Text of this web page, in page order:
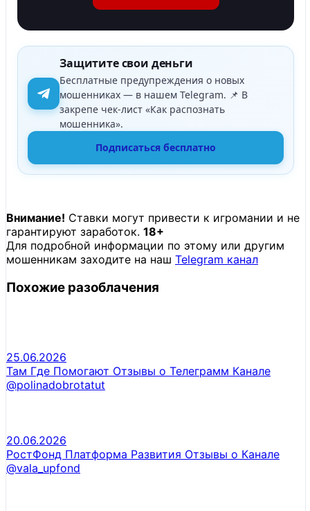
Защитите свои деньги
Бесплатные предупреждения о новых
мошенниках — в нашем Telegram. 📌 В
закрепе чек-лист «Как распознать
мошенника».
Подписаться бесплатно
Внимание! Ставки могут привести к игромании и не
гарантируют заработок. 18+
Для подробной информации по этому или другим
мошенникам заходите на наш Telegram канал
Похожие разоблачения
25.06.2026
Там Где Помогают Отзывы о Телеграмм Канале
@polinadobrotatut
20.06.2026
РостФонд Платформа Развития Отзывы о Канале
@vala_upfond